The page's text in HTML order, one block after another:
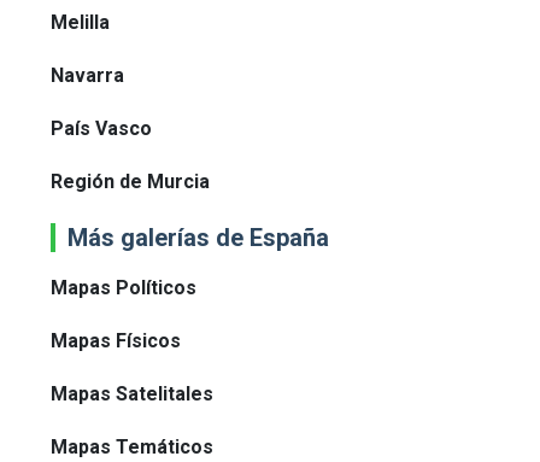
Melilla
Navarra
País Vasco
Región de Murcia
Más galerías de España
Mapas Políticos
Mapas Físicos
Mapas Satelitales
Mapas Temáticos